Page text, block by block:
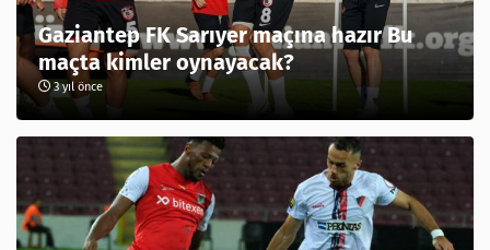
Gaziantep FK Sarıyer maçına hazır Bu
maçta kimler oynayacak?
3 yıl önce